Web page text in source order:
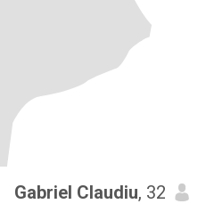
Gabriel Claudiu, 32